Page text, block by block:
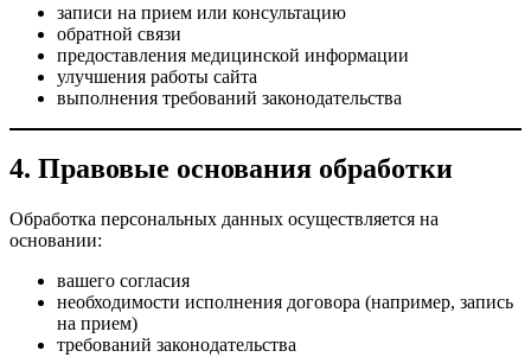
записи на прием или консультацию
обратной связи
предоставления медицинской информации
улучшения работы сайта
выполнения требований законодательства
4. Правовые основания обработки
Обработка персональных данных осуществляется на
основании:
вашего согласия
необходимости исполнения договора (например, запись
на прием)
требований законодательства